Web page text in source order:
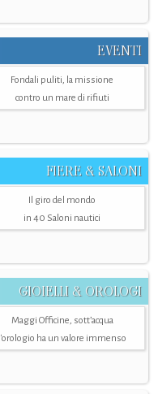
EVENTI
Fondali puliti, la missione
contro un mare di rifiuti
FIERE & SALONI
Il giro del mondo
in 40 Saloni nautici
GIOIELLI & OROLOGI
Maggi Officine, sott’acqua
l'orologio ha un valore immenso